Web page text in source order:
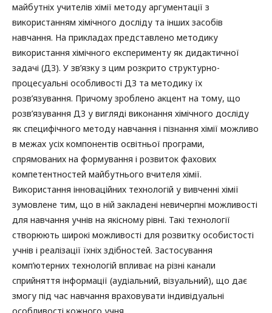
майбутніх учителів хімії методу аргументації з
використанням хімічного досліду та інших засобів
навчання. На прикладах представлено методику
використання хімічного експерименту як дидактичної
задачі (ДЗ). У зв’язку з цим розкрито структурно-
процесуальні особливості ДЗ та методику їх
розв’язування. Причому зроблено акцент на тому, що
розв’язування ДЗ у вигляді виконання хімічного досліду
як специфічного методу навчання і пізнання хімії можливо
в межах усіх компонентів освітньої програми,
спрямованих на формування і розвиток фахових
компетентностей майбутнього вчителя хімії.
Використання інноваційних технологій у вивченні хімії
зумовлене тим, що в ній закладені невичерпні можливості
для навчання учнів на якісному рівні. Такі технології
створюють широкі можливості для розвитку особистості
учнів і реалізації їхніх здібностей. Застосування
комп’ютерних технологій впливає на різні канали
сприйняття інформації (аудіальний, візуальний), що дає
змогу під час навчання враховувати індивідуальні
особливості кожного учня.